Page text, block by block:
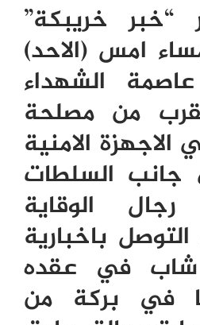
“خبر خريبكة”
امس (الاحد)
الشهداء
من مصلحة
الامنية
جانب السلطات
الوقاية
باخبارية
شاب في عقده
في بركة من